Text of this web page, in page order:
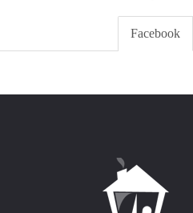
Facebook